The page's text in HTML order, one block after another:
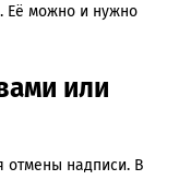
Её можно и нужно
или
отмены надписи. В